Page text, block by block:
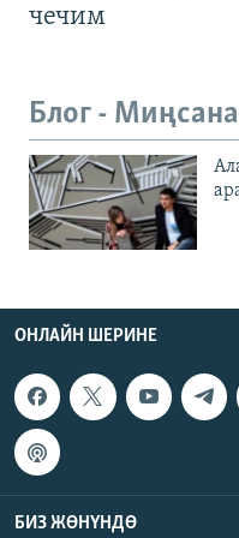
чечим
Блог -
ОНЛАЙН ШЕРИНЕ
БИЗ ЖӨНҮНДӨ